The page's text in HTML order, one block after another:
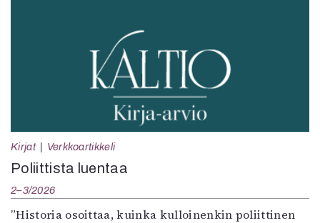
Kirjat Verkkoartikkeli
Poliittista luentaa
2–3/2026
”Historia osoittaa, kuinka kulloinenkin poliittinen